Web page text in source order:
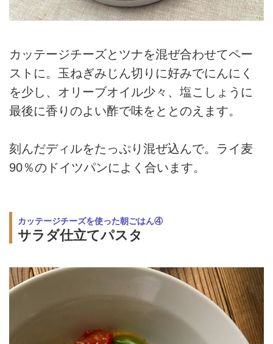
カッテージチーズとツナを混ぜ合わせてペー
ストに。玉ねぎみじん切りに好みでにんにく
を少し、オリーブオイル少々、塩こしょうに
最後に香りのよい酢で味をととのえます。
刻んだディルをたっぷり混ぜ込んで。ライ麦
90％のドイツパンによく合います。
カッテージチーズを使った朝ごはん④
サラダ仕立てパスタ